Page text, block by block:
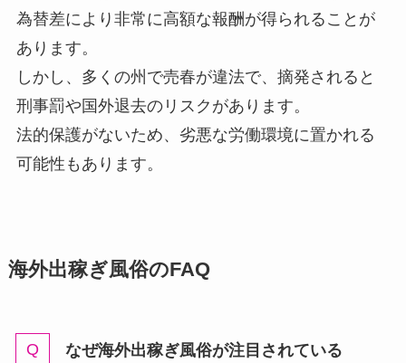
為替差により非常に高額な報酬が得られることが
あります。
しかし、多くの州で売春が違法で、摘発されると
刑事罰や国外退去のリスクがあります。
法的保護がないため、劣悪な労働環境に置かれる
可能性もあります。
海外出稼ぎ風俗のFAQ
なぜ海外出稼ぎ風俗が注目されている